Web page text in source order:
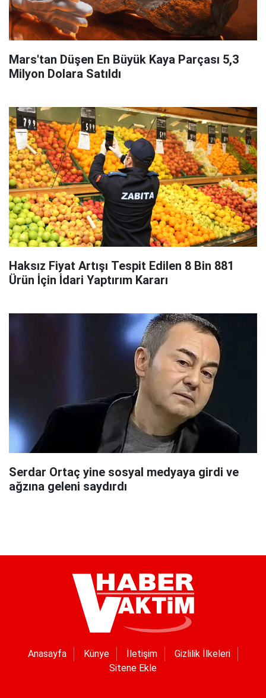
Mars'tan Düşen En Büyük Kaya Parçası 5,3
Milyon Dolara Satıldı
Haksız Fiyat Artışı Tespit Edilen 8 Bin 881
Ürün İçin İdari Yaptırım Kararı
Serdar Ortaç yine sosyal medyaya girdi ve
ağzına geleni saydırdı
Anasayfa Künye İletişim
Gizlilik İlkeleri
Sitene Ekle